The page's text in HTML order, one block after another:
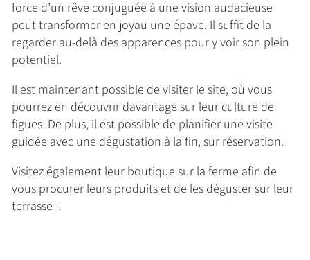
force d’un rêve conjuguée à une vision audacieuse
peut transformer en joyau une épave. Il suffit de la
regarder au-delà des apparences pour y voir son plein
potentiel.
Il est maintenant possible de visiter le site, où vous
pourrez en découvrir davantage sur leur culture de
figues. De plus, il est possible de planifier une visite
guidée avec une dégustation à la fin, sur réservation.
Visitez également leur boutique sur la ferme afin de
vous procurer leurs produits et de les déguster sur leur
terrasse !